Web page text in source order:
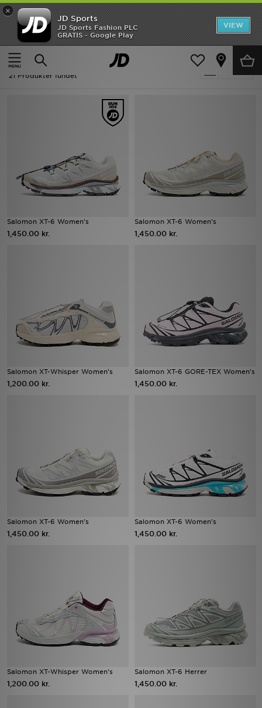
×
JD Sports
JD Sports Fashion PLC
GRATIS - Google Play
VIEW
Hjem
Damer
Damer - Salomon
21 Produkter fundet
Salomon XT-6 Women's
1,450.00 kr.
Salomon XT-6 Women's
1,450.00 kr.
Salomon XT-Whisper Women's
1,200.00 kr.
Salomon XT-6 GORE-TEX Women's
1,450.00 kr.
Salomon XT-6 Women's
1,450.00 kr.
Salomon XT-6 Women's
1,450.00 kr.
Salomon XT-Whisper Women's
1,200.00 kr.
Salomon XT-6 Herrer
1,450.00 kr.
Hjem
Udsalg
Nyheder
Bestsellers
Fodbold
Mit JD
Mine beskeder
Hjælp & information